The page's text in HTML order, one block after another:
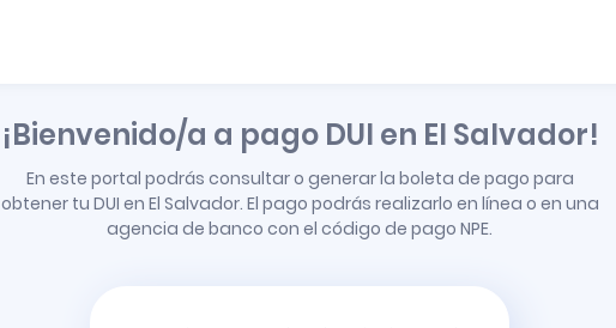
¡Bienvenido/a a pago DUI en El Salvador!
En este portal podrás consultar o generar la boleta de pago para
obtener tu DUI en El Salvador. El pago podrás realizarlo en línea o en una
agencia de banco con el código de pago NPE.